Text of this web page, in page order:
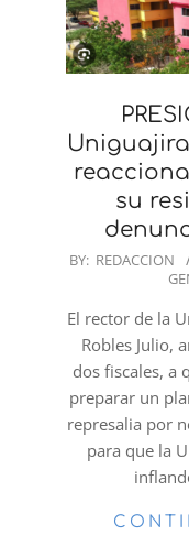
su
2025-
28
BY: REDACCION
El rector de la
Robles Julio,
dos fiscales, a
preparar un
represalia por
para que la